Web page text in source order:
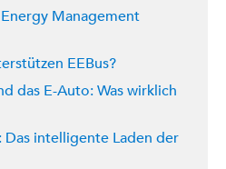
Management
EEBus?
das E-Auto: Was wirklich
Das intelligente Laden der